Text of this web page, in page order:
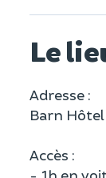
Le
Adresse :
Barn
Accès :